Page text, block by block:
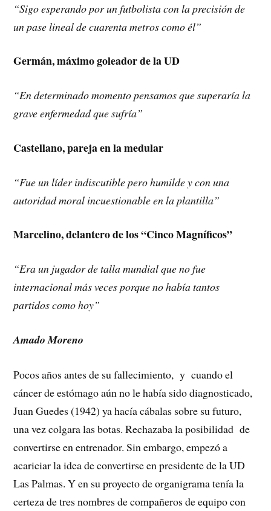
“Sigo esperando por un futbolista con la precisión de
un pase lineal de cuarenta metros como él”
Germán, máximo goleador de la UD
“En determinado momento pensamos que superaría la
grave enfermedad que sufría”
Castellano, pareja en la medular
“Fue un líder indiscutible pero humilde y con una
autoridad moral incuestionable en la plantilla”
Marcelino, delantero de los “Cinco Magníficos”
“Era un jugador de talla mundial que no fue
internacional más veces porque no había tantos
partidos como hoy”
Amado Moreno
Pocos años antes de su fallecimiento, y cuando el
cáncer de estómago aún no le había sido diagnosticado,
Juan Guedes (1942) ya hacía cábalas sobre su futuro,
una vez colgara las botas. Rechazaba la posibilidad de
convertirse en entrenador. Sin embargo, empezó a
acariciar la idea de convertirse en presidente de la UD
Las Palmas. Y en su proyecto de organigrama tenía la
certeza de tres nombres de compañeros de equipo con